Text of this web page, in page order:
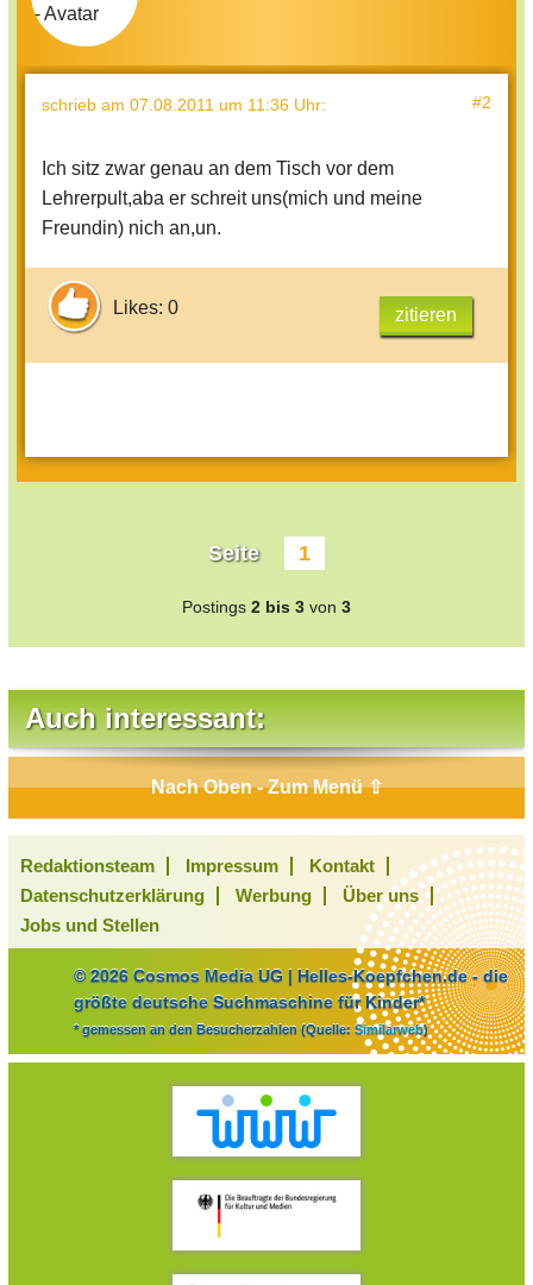
schrieb am 07.08.2011 um 11:36 Uhr: #2
Ich sitz zwar genau an dem Tisch vor dem
Lehrerpult,aba er schreit uns(mich und meine
Freundin) nich an,un.
Likes: 0 zitieren
Seite 1
Postings 2 bis 3 von 3
Auch interessant:
Nach Oben - Zum Menü ⇧
Redaktionsteam Impressum
Kontakt
Datenschutzerklärung
Werbung
Über uns
Jobs und Stellen
© 2026 Cosmos Media UG | Helles-Koepfchen.de - die
größte deutsche Suchmaschine für Kinder*
* gemessen an den Besucherzahlen (Quelle: Similarweb)